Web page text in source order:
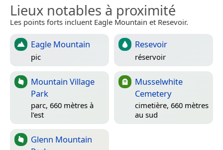
Lieux notables à proximité
Les points forts incluent Eagle Mountain et Resevoir.
Eagle Mountain
pic
Resevoir
réservoir
Mountain Village
Park
parc, 660 mètres à
l’est
Musselwhite
Cemetery
cimetière, 660 mètres
au sud
Glenn Mountain